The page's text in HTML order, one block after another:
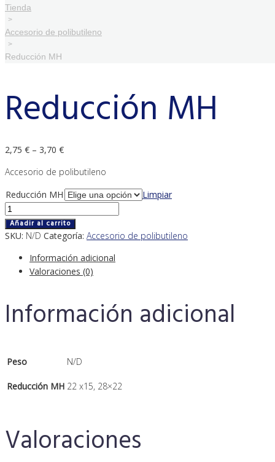
Tienda
>
Accesorio de polibutileno
>
Reducción MH
Reducción MH
2,75 € – 3,70 €
Accesorio de polibutileno
Reducción MH
Limpiar
Reducción
MH
cantidad
Añadir al carrito
SKU: N/D Categoría: Accesorio de polibutileno
Información adicional
Valoraciones (0)
Información adicional
Peso N/D
Reducción MH 22 x15, 28×22
Valoraciones